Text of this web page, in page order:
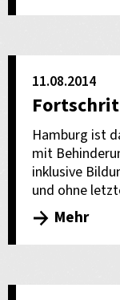
11.08.2014
Hamburg ist
mit
inklusive
und ohne
Mehr